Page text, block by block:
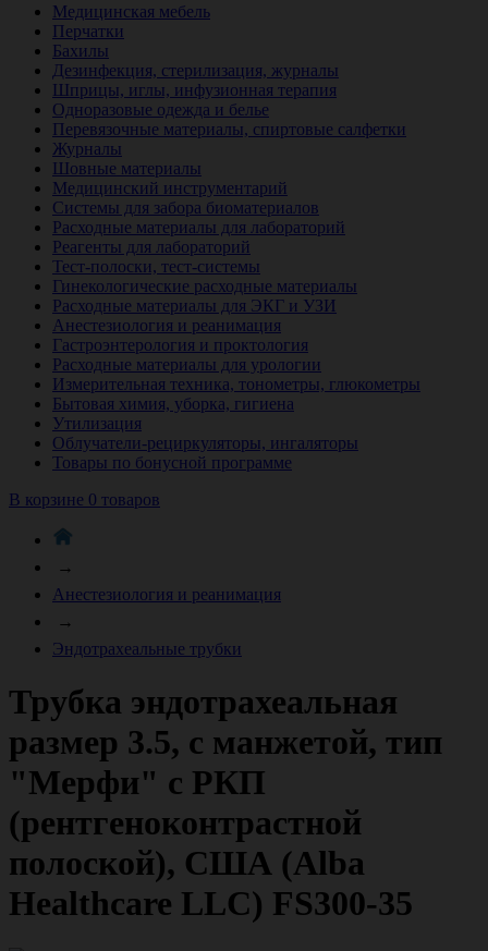
Медицинская мебель
Перчатки
Бахилы
Дезинфекция, стерилизация, журналы
Шприцы, иглы, инфузионная терапия
Одноразовые одежда и белье
Перевязочные материалы, спиртовые салфетки
Журналы
Шовные материалы
Медицинский инструментарий
Системы для забора биоматериалов
Расходные материалы для лабораторий
Реагенты для лабораторий
Тест-полоски, тест-системы
Гинекологические расходные материалы
Расходные материалы для ЭКГ и УЗИ
Анестезиология и реанимация
Гастроэнтерология и проктология
Расходные материалы для урологии
Измерительная техника, тонометры, глюкометры
Бытовая химия, уборка, гигиена
Утилизация
Облучатели-рециркуляторы, ингаляторы
Товары по бонусной программе
В корзине 0 товаров
→
Анестезиология и реанимация
→
Эндотрахеальные трубки
Трубка эндотрахеальная
размер 3.5, с манжетой, тип
"Мерфи" с РКП
(рентгеноконтрастной
полоской), США (Alba
Healthcare LLC) FS300-35